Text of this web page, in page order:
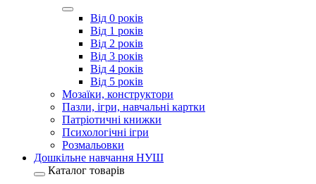
Від 0 років
Від 1 років
Від 2 років
Від 3 років
Від 4 років
Від 5 років
Мозаїки, конструктори
Пазли, ігри, навчальні картки
Патріотичні книжки
Психологічні ігри
Розмальовки
Дошкільне навчання НУШ
Каталог товарів